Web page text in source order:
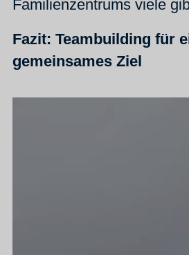
Familienzentrums viele
Fazit: Teambuilding für
gemeinsames Ziel